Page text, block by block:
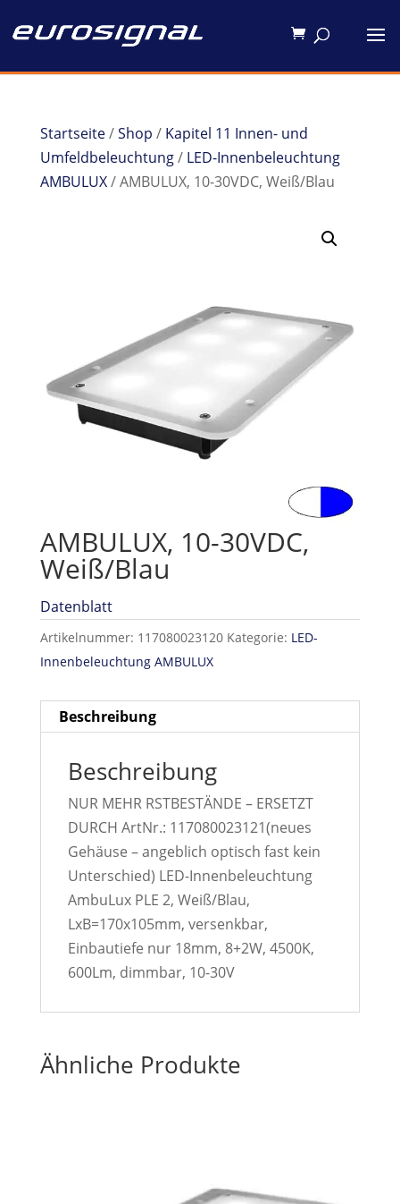
Startseite/Shop / Kapitel 11 Innen- und
Umfeldbeleuchtung/ LED-Innenbeleuchtung
AMBULUX/ AMBULUX, 10-30VDC, Weiß/Blau
AMBULUX, 10-30VDC,
Weiß/Blau
Datenblatt
Artikelnummer: 117080023120 Kategorie: LED-
Innenbeleuchtung AMBULUX
Beschreibung
Beschreibung
NUR MEHR RSTBESTÄNDE – ERSETZT
DURCH ArtNr.: 117080023121(neues
Gehäuse – angeblich optisch fast kein
Unterschied) LED-Innenbeleuchtung
AmbuLux PLE 2, Weiß/Blau,
LxB=170x105mm, versenkbar,
Einbautiefe nur 18mm, 8+2W, 4500K,
600Lm, dimmbar, 10-30V
Ähnliche Produkte